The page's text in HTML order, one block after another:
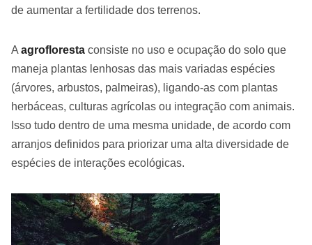
de aumentar a fertilidade dos terrenos.
A agrofloresta consiste no uso e ocupação do solo que
maneja plantas lenhosas das mais variadas espécies
(árvores, arbustos, palmeiras), ligando-as com plantas
herbáceas, culturas agrícolas ou integração com animais.
Isso tudo dentro de uma mesma unidade, de acordo com
arranjos definidos para priorizar uma alta diversidade de
espécies de interações ecológicas.